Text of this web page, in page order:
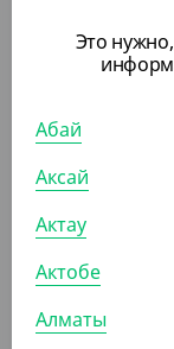
УП (50)
АРТ. 3701804
-10%
603₸670
Это
Абай
Аксай
Актау
Актобе
Алматы